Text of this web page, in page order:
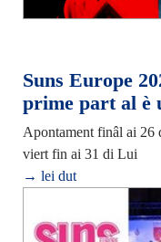
Suns Europe
prime part al è
Apontament finâl ai 26
viert fin ai 31 di Lui
→ lei dut